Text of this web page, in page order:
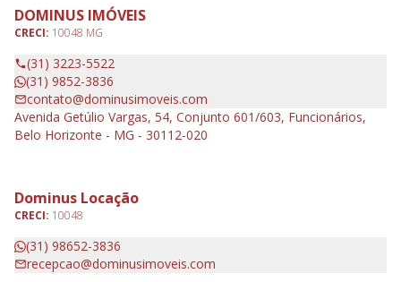
DOMINUS IMÓVEIS
CRECI: 10048 MG
(31) 3223-5522
(31) 9852-3836
contato@dominusimoveis.com
Avenida Getúlio Vargas, 54, Conjunto 601/603, Funcionários,
Belo Horizonte - MG - 30112-020
Dominus Locação
CRECI: 10048
(31) 98652-3836
recepcao@dominusimoveis.com